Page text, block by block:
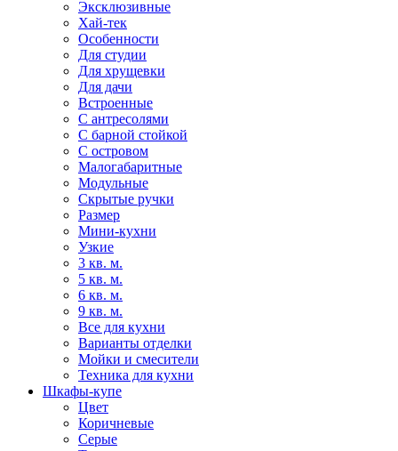
Эксклюзивные
Хай-тек
Особенности
Для студии
Для хрущевки
Для дачи
Встроенные
С антресолями
С барной стойкой
С островом
Малогабаритные
Модульные
Скрытые ручки
Размер
Мини-кухни
Узкие
3 кв. м.
5 кв. м.
6 кв. м.
9 кв. м.
Все для кухни
Варианты отделки
Мойки и смесители
Техника для кухни
Шкафы-купе
Цвет
Коричневые
Серые